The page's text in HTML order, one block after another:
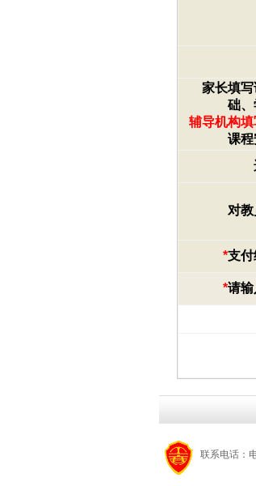
家长填
础、
辅导机构填
课程
对教
*支付
*请输
联系电话：